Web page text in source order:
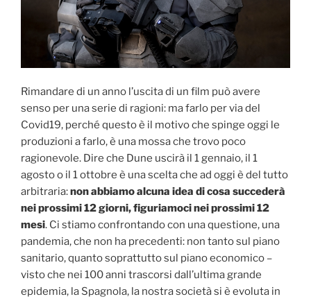
Rimandare di un anno l’uscita di un film può avere
senso per una serie di ragioni: ma farlo per via del
Covid19, perché questo è il motivo che spinge oggi le
produzioni a farlo, è una mossa che trovo poco
ragionevole. Dire che Dune uscirà il 1 gennaio, il 1
agosto o il 1 ottobre è una scelta che ad oggi è del tutto
arbitraria:non abbiamo alcuna idea di cosa succederà
nei prossimi 12 giorni, figuriamoci nei prossimi 12
mesi. Ci stiamo confrontando con una questione, una
pandemia, che non ha precedenti: non tanto sul piano
sanitario, quanto soprattutto sul piano economico –
visto che nei 100 anni trascorsi dall’ultima grande
epidemia, la Spagnola, la nostra società si è evoluta in